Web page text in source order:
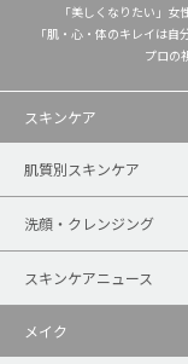
「美しくなりたい」女
「肌・心・体のキレイは
プロの
スキンケア
肌質別スキンケア
洗顔・クレンジング
スキンケアニュース
メイク